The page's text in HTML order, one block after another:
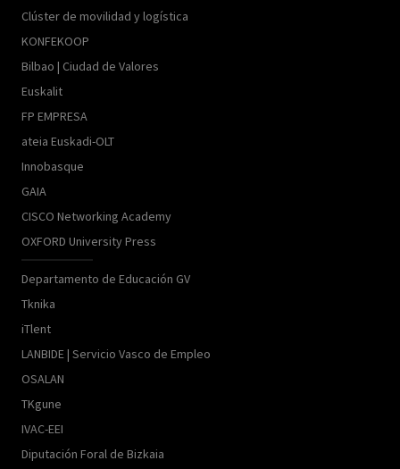
Clúster de movilidad y logística
KONFEKOOP
Bilbao | Ciudad de Valores
Euskalit
FP EMPRESA
ateia Euskadi-OLT
Innobasque
GAIA
CISCO Networking Academy
OXFORD University Press
Departamento de Educación GV
Tknika
iTlent
LANBIDE | Servicio Vasco de Empleo
OSALAN
TKgune
IVAC-EEI
Diputación Foral de Bizkaia